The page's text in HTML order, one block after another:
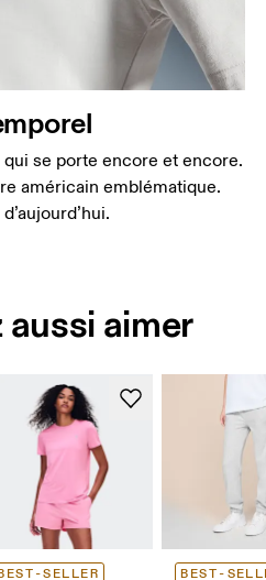
se porte encore et encore.
américain emblématique.
aimer
SELLER BEST-